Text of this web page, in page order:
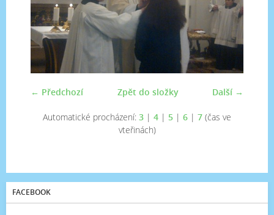
← Předchozí Další →
Zpět do složky
Automatické procházení: 3 | 4 | 5 | 6 | 7 (čas ve
vteřinách)
FACEBOOK